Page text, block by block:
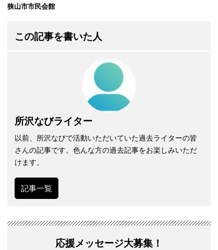
狭山市市民会館
この記事を書いた人
所沢なびライター
以前、所沢なびで活動いただいていた過去ライターの皆
さんの記事です。色んな方の過去記事をお楽しみいただ
けます。
記事一覧
応援メッセージ大募集！